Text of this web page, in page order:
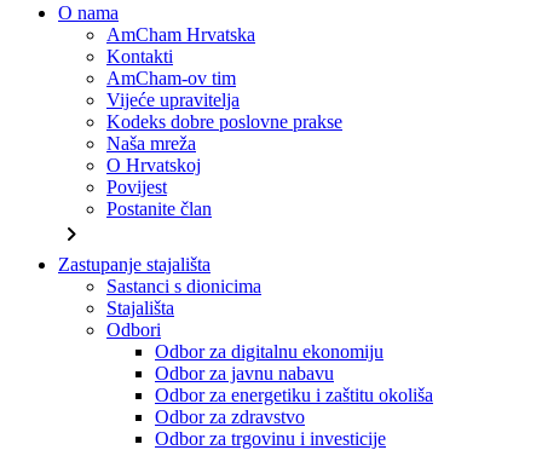
O nama
AmCham Hrvatska
Kontakti
AmCham-ov tim
Vijeće upravitelja
Kodeks dobre poslovne prakse
Naša mreža
O Hrvatskoj
Povijest
Postanite član
chevron_right
Zastupanje stajališta
Sastanci s dionicima
Stajališta
Odbori
Odbor za digitalnu ekonomiju
Odbor za javnu nabavu
Odbor za energetiku i zaštitu okoliša
Odbor za zdravstvo
Odbor za trgovinu i investicije